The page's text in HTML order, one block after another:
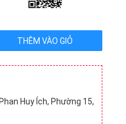
Huy Ích, Phường 15,